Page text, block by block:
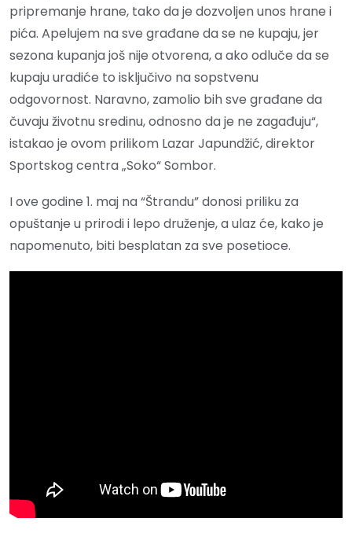
pripremanje hrane, tako da je dozvoljen unos hrane i
pića. Apelujem na sve građane da se ne kupaju, jer
sezona kupanja još nije otvorena, a ako odluče da se
kupaju uradiće to isključivo na sopstvenu
odgovornost. Naravno, zamolio bih sve građane da
čuvaju životnu sredinu, odnosno da je ne zagađuju“,
istakao je ovom prilikom Lazar Japundžić, direktor
Sportskog centra „Soko“ Sombor.
I ove godine 1. maj na “Štrandu” donosi priliku za
opuštanje u prirodi i lepo druženje, a ulaz će, kako je
napomenuto, biti besplatan za sve posetioce.